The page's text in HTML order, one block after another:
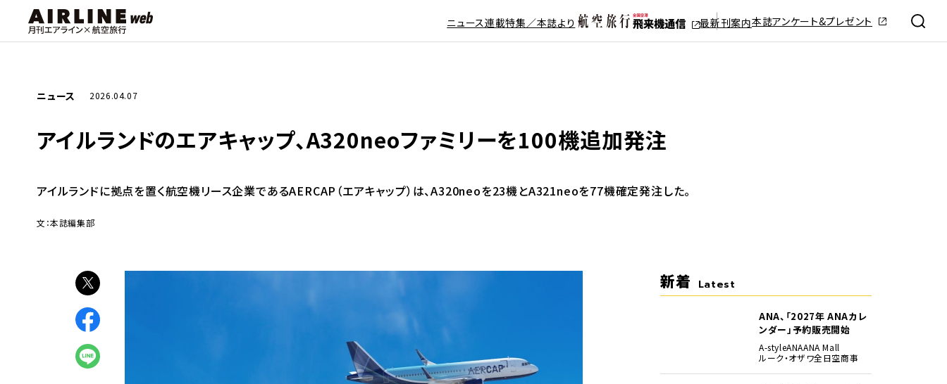
ニュース連載特集／本誌より 最新刊案内本誌アンケート&プレゼント
ニュース 2026.04.07
アイルランドのエアキャップ、A320neoファミリーを100機追加発注
アイルランドに拠点を置く航空機リース企業であるAERCAP（エアキャップ）は、A320neoを23機とA321neoを77機確定発注した。
文：本誌編集部
新着 Latest
ANA、「2027年 ANAカレ
ンダー」予約販売開始
A-styleANAANA Mall
ルーク・オザワ全日空商事